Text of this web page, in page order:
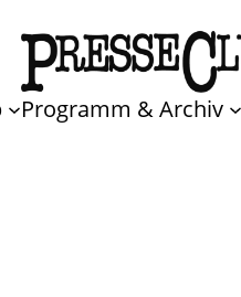
Programm & Archiv